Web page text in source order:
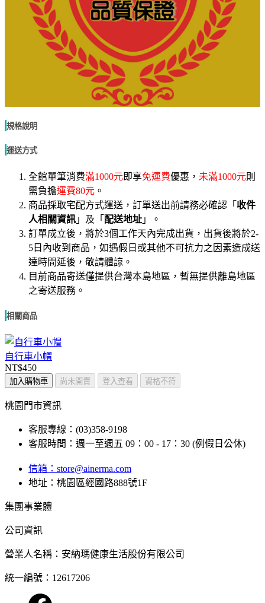
規格說明
運送方式
全館單筆消費滿1000元即享免運費優惠， 未滿1000元則
需負擔運費80元 。
商品採取宅配方式運送，訂單送出前請務必確認「 收件
人相關資訊 」及「 配送地址 」。
訂單成立後，將於3個工作天內完成出貨，出貨後將於2-
5日內收到商品，如遇假日或其他不可抗力之因素造成送
達時間延後，敬請體諒。
目前商品寄送僅提供台灣本島地區，暫無提供離島地區
之寄送服務。
相關商品
自行車小帽
NT$450
加入購物車 尚未開賣 登入查看 資格不符
桃園門市資訊
客服專線：(03)358-9198
客服時間：週一至週五 09：00 - 17：30 (例假日公休)
信箱： store@ainerma.com
地址：桃園區經國路888號1F
集團事業體
公司資訊
營業人名稱：安納瑪健康生活股份有限公司
統一編號：12617206